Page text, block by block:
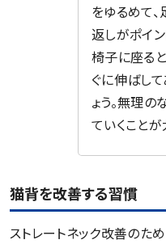
をゆるめて
返しがポイン
椅子に座る
ぐに伸ばし
ょう。無理
ていくことが
猫背を改善する習慣
ストレートネック改善のた